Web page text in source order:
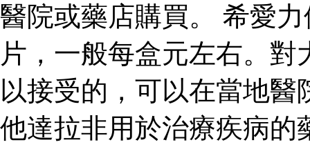
醫院或藥店購買。 希愛
片，一般每盒元左右。
以接受的，可以在當地
他達拉非用於治療疾病的